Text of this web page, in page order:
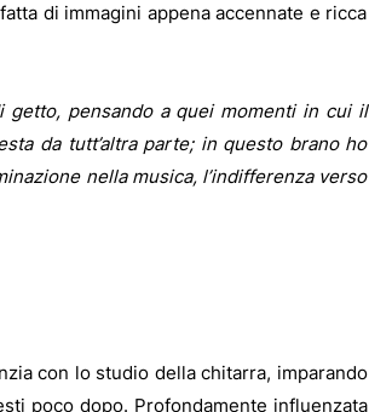
di immagini appena accennate e ricca
getto, pensando a quei momenti in cui il
da tutt’altra parte; in questo brano ho
nella musica, l’indifferenza verso
con lo studio della chitarra, imparando
poco dopo. Profondamente influenzata